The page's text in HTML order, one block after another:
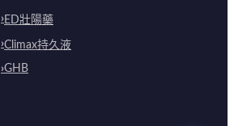
ED壯陽藥
Climax持久液
GHB